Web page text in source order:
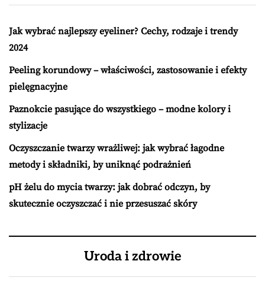
Jak wybrać najlepszy eyeliner? Cechy, rodzaje i trendy
2024
Peeling korundowy – właściwości, zastosowanie i efekty
pielęgnacyjne
Paznokcie pasujące do wszystkiego – modne kolory i
stylizacje
Oczyszczanie twarzy wrażliwej: jak wybrać łagodne
metody i składniki, by uniknąć podrażnień
pH żelu do mycia twarzy: jak dobrać odczyn, by
skutecznie oczyszczać i nie przesuszać skóry
Uroda i zdrowie